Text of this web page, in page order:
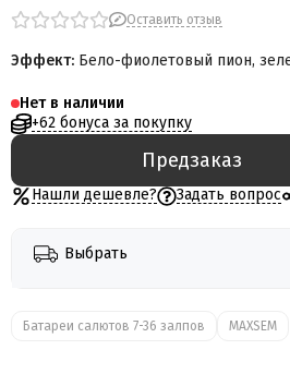
Оставить отзыв
Эффект: Бело-фиолетовый пион,
Нет в наличии
+62 бонуса за покупку
Предзаказ
Нашли дешевле? Задать вопрос
Выбрать
Батареи салютов 7-36 залпов MAXSEM